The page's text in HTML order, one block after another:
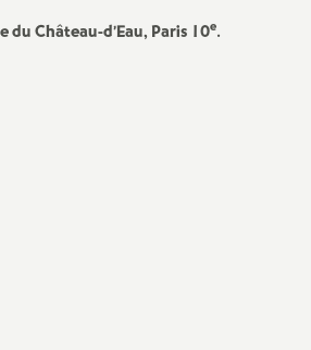
Stages syndicaux
Château-d’Eau, Paris 10e.